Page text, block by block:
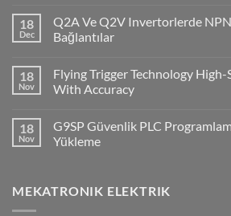
CP1H
PLC
ile
Haberleşmesi
18
Dec
Q2A Ve Q2V Invertorlerde
Bağlantılar
on
Q2A
Ve
NPN/PNP
Giriş
Bağlantılar
18
Nov
Flying Trigger Technology
With Accuracy
on
Flying
Trigger
Inspection
With
18
Nov
G9SP Güvenlik PLC
Yükleme
G9SP
Güvenlik
MEKATRONIK ELEKTRIK